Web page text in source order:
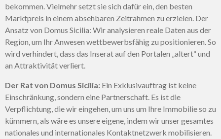
bekommen. Vielmehr setzt sie sich dafür ein, den besten
Marktpreis in einem absehbaren Zeitrahmen zu erzielen. Der
Ansatz von Domus Sicilia: Wir analysieren reale Daten aus der
Region, um Ihr Anwesen wettbewerbsfähig zu positionieren. So
wird verhindert, dass das Inserat auf den Portalen „altert“ und
an Attraktivität verliert.
Der Rat von Domus Sicilia: Ein Exklusivauftrag ist keine
Einschränkung, sondern eine Partnerschaft. Es ist die
Verpflichtung, die wir eingehen, um uns um Ihre Immobilie so zu
kümmern, als wäre es unsere eigene, indem wir unser gesamtes
nationales und internationales Kontaktnetzwerk mobilisieren.